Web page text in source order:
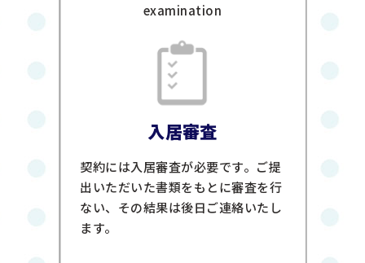
examination
入居審査
契約には入居審査が必要です。ご提
出いただいた書類をもとに審査を行
ない、その結果は後日ご連絡いたし
ます。